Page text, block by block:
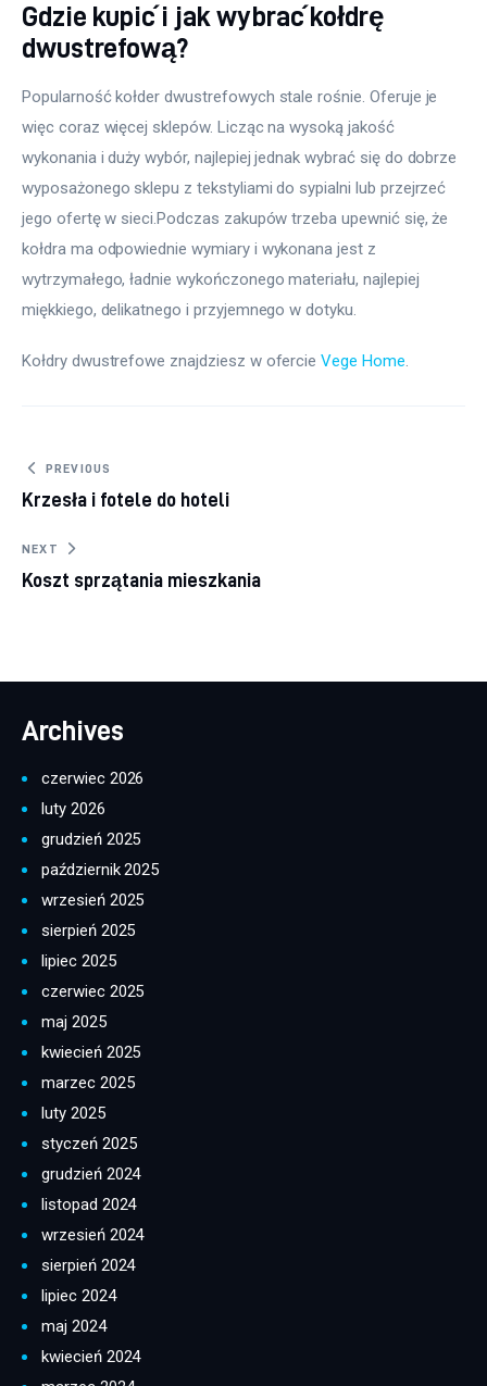
Gdzie kupić i jak wybrać kołdrę
dwustrefową?
Popularność kołder dwustrefowych stale rośnie. Oferuje je
więc coraz więcej sklepów. Licząc na wysoką jakość
wykonania i duży wybór, najlepiej jednak wybrać się do dobrze
wyposażonego sklepu z tekstyliami do sypialni lub przejrzeć
jego ofertę w sieci.Podczas zakupów trzeba upewnić się, że
kołdra ma odpowiednie wymiary i wykonana jest z
wytrzymałego, ładnie wykończonego materiału, najlepiej
miękkiego, delikatnego i przyjemnego w dotyku.
Kołdry dwustrefowe znajdziesz w ofercie Vege Home.
Nawigacja wpisu
PREVIOUS
Krzesła i fotele do hoteli
NEXT
Koszt sprzątania mieszkania
Archives
czerwiec 2026
luty 2026
grudzień 2025
październik 2025
wrzesień 2025
sierpień 2025
lipiec 2025
czerwiec 2025
maj 2025
kwiecień 2025
marzec 2025
luty 2025
styczeń 2025
grudzień 2024
listopad 2024
wrzesień 2024
sierpień 2024
lipiec 2024
maj 2024
kwiecień 2024